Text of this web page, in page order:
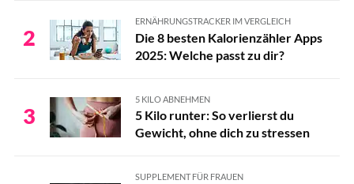
2
ERNÄHRUNGSTRACKER IM VERGLEICH
Die 8 besten Kalorienzähler Apps
2025: Welche passt zu dir?
3
5 KILO ABNEHMEN
5 Kilo runter: So verlierst du
Gewicht, ohne dich zu stressen
SUPPLEMENT FÜR FRAUEN